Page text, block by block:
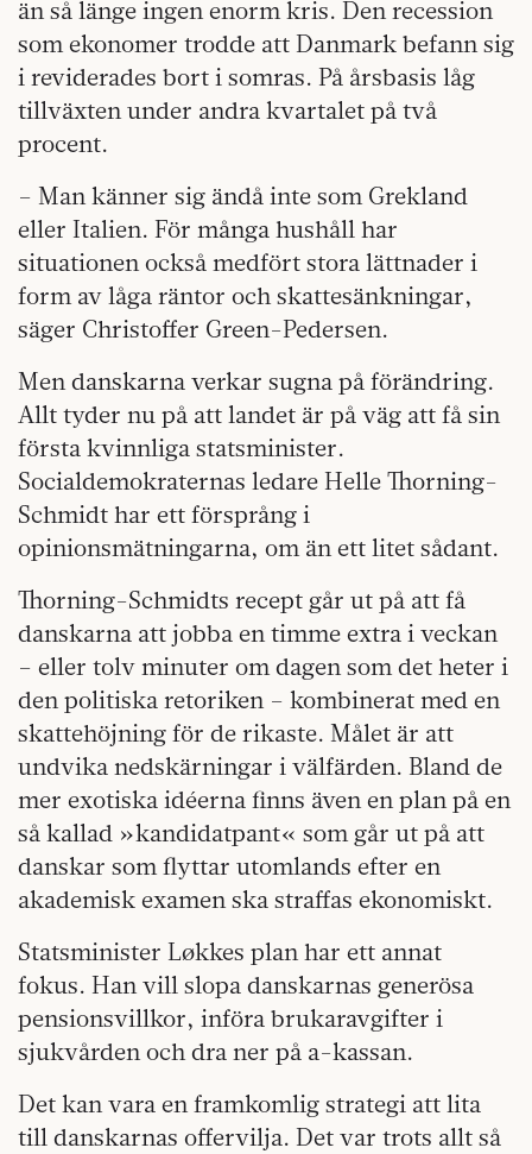
än så länge ingen enorm kris. Den recession
som ekonomer trodde att Danmark befann sig
i reviderades bort i somras. På årsbasis låg
tillväxten under andra kvartalet på två
procent.
– Man känner sig ändå inte som Grekland
eller Italien. För många hushåll har
situationen också medfört stora lättnader i
form av låga räntor och skattesänkningar,
säger Christoffer Green-Pedersen.
Men danskarna verkar sugna på förändring.
Allt tyder nu på att landet är på väg att få sin
första kvinnliga statsminister.
Socialdemokraternas ledare Helle Thorning-
Schmidt har ett försprång i
opinionsmätningarna, om än ett litet sådant.
Thorning-Schmidts recept går ut på att få
danskarna att jobba en timme extra i veckan
– eller tolv minuter om dagen som det heter i
den politiska retoriken – kombinerat med en
skattehöjning för de rikaste. Målet är att
undvika nedskärningar i välfärden. Bland de
mer exotiska idéerna finns även en plan på en
så kallad »kandidatpant« som går ut på att
danskar som flyttar utomlands efter en
akademisk examen ska straffas ekonomiskt.
Statsminister Løkkes plan har ett annat
fokus. Han vill slopa danskarnas generösa
pensionsvillkor, införa brukaravgifter i
sjukvården och dra ner på a-kassan.
Det kan vara en framkomlig strategi att lita
till danskarnas offervilja. Det var trots allt så